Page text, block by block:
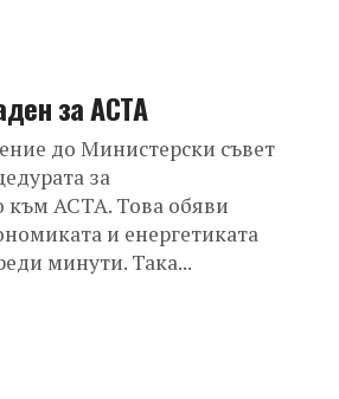
за АСТА
до Министерски съвет
за
към АСТА. Това обяви
и енергетиката
минути. Така...